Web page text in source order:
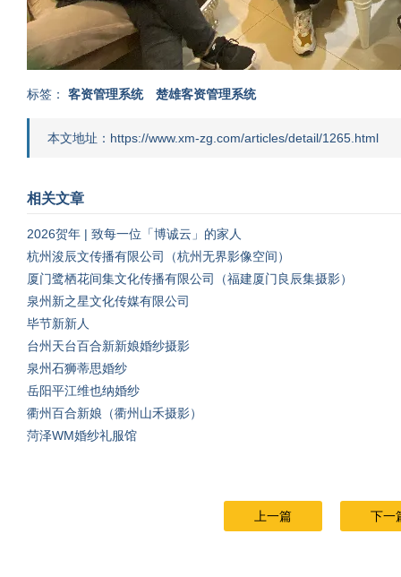
标签： 客资管理系统 楚雄客资管理系统
本文地址：https://www.xm-zg.com/articles/detail/1265.html
相关文章
2026贺年 | 致每一位「博诚云」的家人
杭州浚辰文传播有限公司（杭州无界影像空间）
厦门鹭栖花间集文化传播有限公司（福建厦门良辰集摄影）
泉州新之星文化传媒有限公司
毕节新新人
台州天台百合新新娘婚纱摄影
泉州石狮蒂思婚纱
岳阳平江维也纳婚纱
衢州百合新娘（衢州山禾摄影）
菏泽WM婚纱礼服馆
上一篇 下一